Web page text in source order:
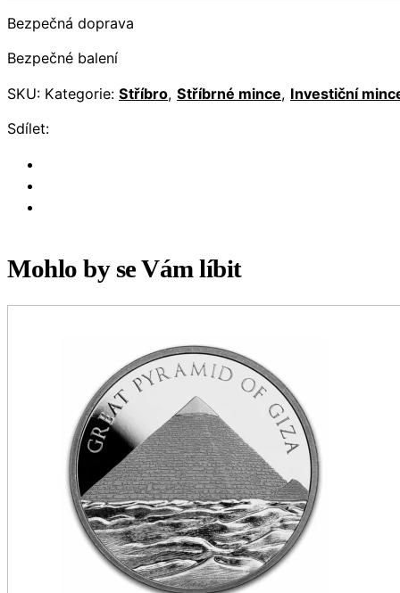
Bezpečná doprava
Bezpečné balení
SKU: Kategorie: Stříbro, Stříbrné mince, Investiční
Sdílet:
Mohlo by se Vám líbit